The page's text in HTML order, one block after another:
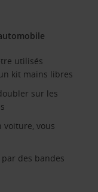
utilisés
kit mains libres
sur les
voiture, vous
des bandes